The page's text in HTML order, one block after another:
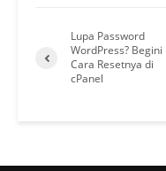
Lupa Password
WordPress? Begini
Cara Resetnya di
cPanel